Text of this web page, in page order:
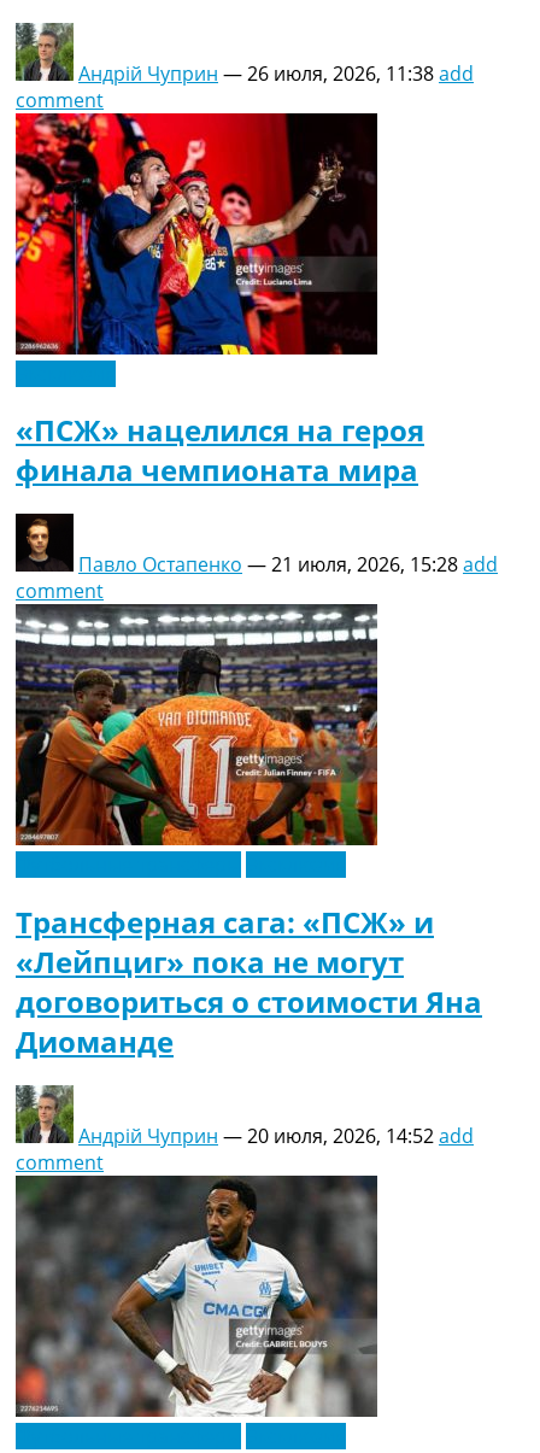
Андрій Чуприн —26 июля, 2026, 11:38add
comment
«ПСЖ» нацелился на героя
финала чемпионата мира
Павло Остапенко —21 июля, 2026, 15:28add
comment
Трансферная сага: «ПСЖ» и
«Лейпциг» пока не могут
договориться о стоимости Яна
Диоманде
Андрій Чуприн —20 июля, 2026, 14:52add
comment